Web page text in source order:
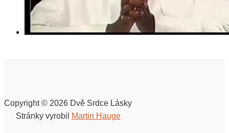
Copyright © 2026 Dvě Srdce Lásky
Stránky vyrobil
Martin Hauge